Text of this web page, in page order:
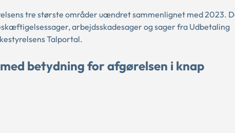
tre største områder uændret sammenlignet med 2023.
arbejdsskadesager og sager fra Udbetaling
Talportal.
betydning for afgørelsen i knap